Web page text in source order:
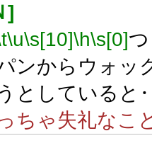
]
\u\s[10]\h\s[0]
ンからウォッ
うとしていると
ちゃ失礼なこ